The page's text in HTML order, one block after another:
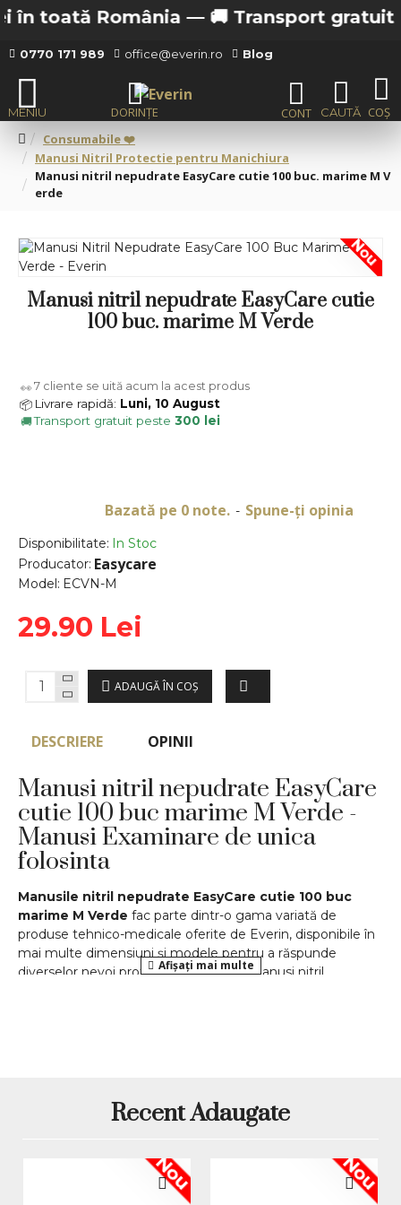
toată România — 🚚 Transport gratuit
0770 171 989 office@everin.ro Blog
Consumabile ❤️
Manusi Nitril Protectie pentru Manichiura
Manusi nitril nepudrate EasyCare cutie 100 buc. marime M V
erde
Nou
Manusi nitril nepudrate EasyCare cutie
100 buc. marime M Verde
Disponibilitate: In Stoc
Producator: Easycare
Model: ECVN-M
Bazată pe 0 note. - Spune-ţi opinia
29.90 Lei
ADAUGĂ ÎN COŞ
👀 7 cliente se uită acum la acest produs
📦 Livrare rapidă: Luni, 10 August
🚚Transport gratuit peste 300 lei
DESCRIERE OPINII
Manusi nitril nepudrate EasyCare
cutie 100 buc marime M Verde -
Manusi Examinare de unica
folosinta
Manusile nitril nepudrate EasyCare cutie 100 buc
marime M Verde fac parte dintr-o gama variată de
produse tehnico-medicale oferite de Everin, disponibile în
mai multe dimensiuni și modele pentru a răspunde
diverselor nevoi profesionale. Aceste manusi nitril
Produsul este listat ca manusi de examinare din nitril,
nepudrate, in cutie de 100 bucati, marime M, culoare
pentru salon si pentru alte activitati unde igiena si
protectia mainilor sunt importante. Comparativ cu manusi
Recent Adaugate
Nou Nou